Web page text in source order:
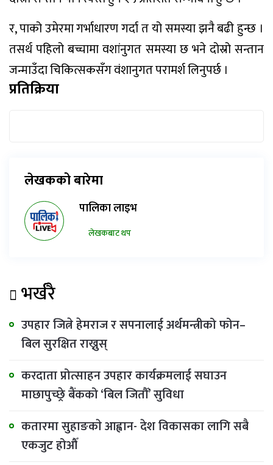
र, पाको उमेरमा गर्भाधारण गर्दा त यो समस्या झनै बढी हुन्छ ।
तसर्थ पहिलो बच्चामा वशांनुगत समस्या छ भने दोस्रो सन्तान
जन्माउँदा चिकित्सकसँग वंशानुगत परामर्श लिनुपर्छ ।
प्रतिक्रिया
लेखकको बारेमा
पालिका लाइभ
लेखकबाट थप
भर्खरै
उपहार जित्ने हेमराज र सपनालाई अर्थमन्त्रीको फोन–
बिल सुरक्षित राख्नुस्
करदाता प्रोत्साहन उपहार कार्यक्रमलाई सघाउन
माछापुच्छ्रे बैंकको ‘बिल जितौँ’ सुविधा
कतारमा सुहाङकाे आह्वान- देश विकासका लागि सबै
एकजुट होऔँ